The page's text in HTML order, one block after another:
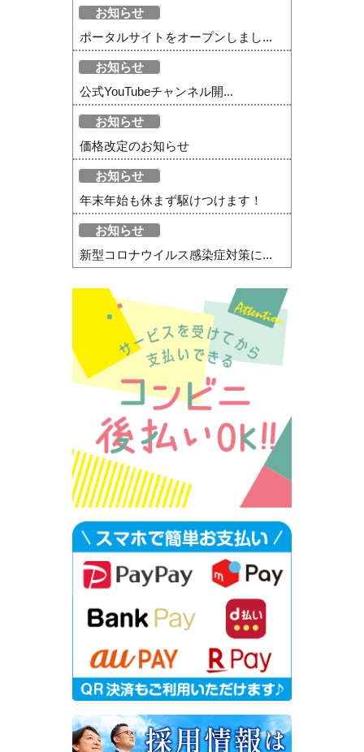
お知らせ
ポータルサイトをオープンしまし...
お知らせ
公式YouTubeチャンネル開...
お知らせ
価格改定のお知らせ
お知らせ
年末年始も休まず駆けつけます！
お知らせ
新型コロナウイルス感染症対策に...